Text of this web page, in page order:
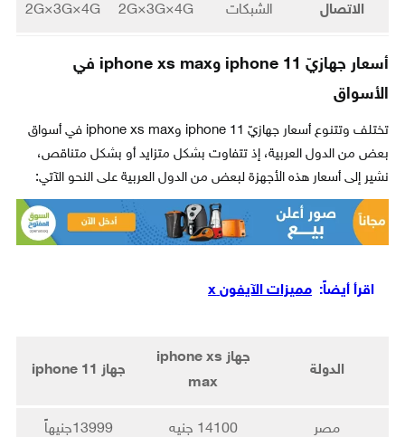
الاتصال الشبكات 2G×3G×4G
2G×3G×4G
أسعار جهازيّ iphone 11 وiphone xs max في
الأسواق
تختلف وتتنوع أسعار جهازيّ iphone 11 وiphone xs max في أسواق
بعض من الدول العربية، إذ تتفاوت بشكل متزايد أو بشكل متناقص،
نشير إلى أسعار هذه الأجهزة لبعض من الدول العربية على النحو الآتي:
اقرأ أيضاً: مميزات الآيفون x
الدولة
جهاز iphone xs
max
جهاز iphone 11
مصر 14100 جنيه 13999جنيهاً